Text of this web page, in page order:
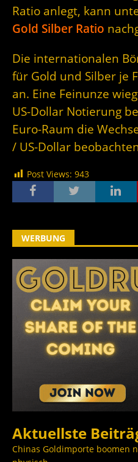
Ratio anlegt, kann
Gold Silber Ratio
Die internationalen
für Gold und Silber je
an. Eine Feinunze
US-Dollar Notierung
Euro-Raum die
/ US-Dollar
Post Views: 943
WERBUNG
Aktuellste
Chinas Goldimporte boomen